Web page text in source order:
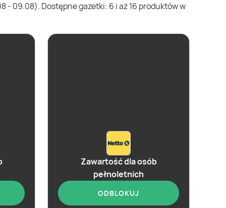
- 09.08). Dostępne gazetki: 6 i aż 16 produktów w
Zawartość dla osób
pełnoletnich
ODBLOKUJ